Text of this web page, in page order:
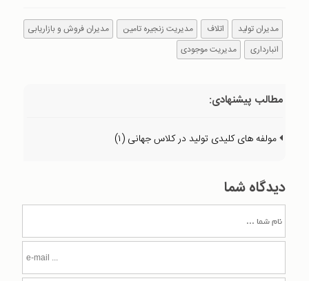
مدیران تولید اتلاف مدیریت زنجیره تامین
مدیران فروش و بازاریابی
انبارداری
مدیریت موجودی
مطالب پیشنهادی:
مولفه های کلیدی تولید در کلاس جهانی (۱)
دیدگاه شما